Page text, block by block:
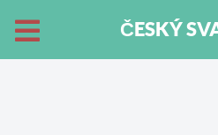
ČESKÝ